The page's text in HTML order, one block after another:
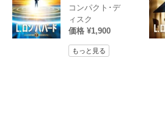
コンパクト･デ
ィスク
価格 ¥1,900
もっと見る